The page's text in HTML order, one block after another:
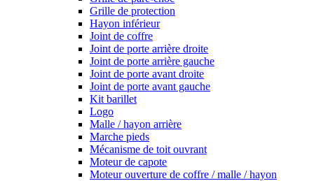
Grille de protection
Hayon inférieur
Joint de coffre
Joint de porte arrière droite
Joint de porte arrière gauche
Joint de porte avant droite
Joint de porte avant gauche
Kit barillet
Logo
Malle / hayon arrière
Marche pieds
Mécanisme de toit ouvrant
Moteur de capote
Moteur ouverture de coffre / malle / hayon